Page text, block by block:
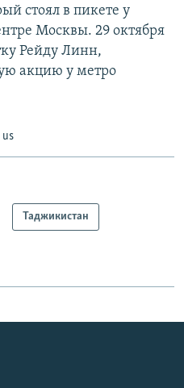
стоял в пикете у
Москвы. 29 октября
Рейду Линн,
акцию у метро
Таджикистан